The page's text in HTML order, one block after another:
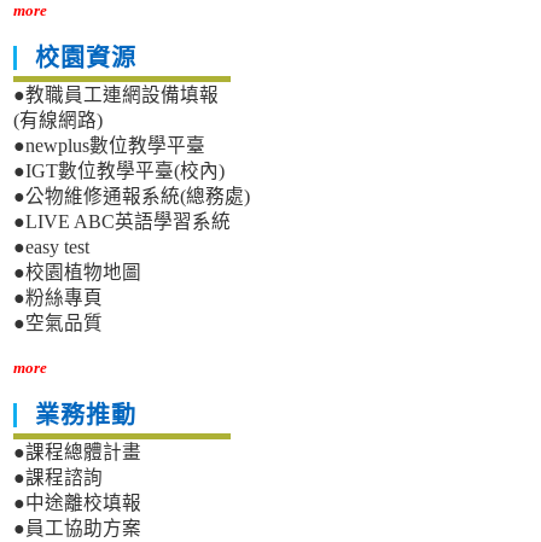
more
校園資源
●教職員工連網設備填報
(有線網路)
●newplus數位教學平臺
●IGT數位教學平臺(校內)
●公物維修通報系統(總務處)
●LIVE ABC英語學習系統
●easy test
●校園植物地圖
●粉絲專頁
●空氣品質
more
業務推動
●課程總體計畫
●課程諮詢
●中途離校填報
●員工協助方案